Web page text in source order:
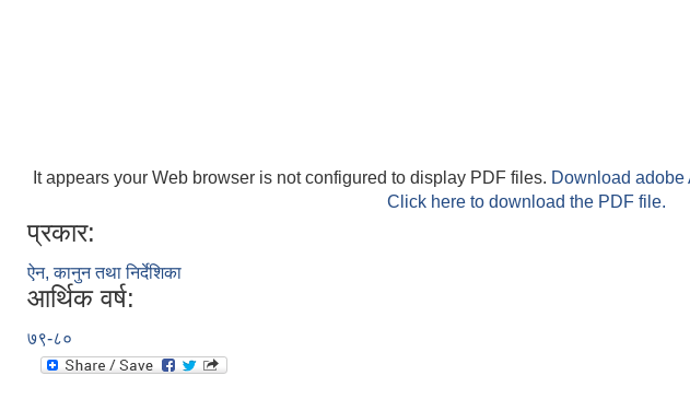
It appears your Web browser is not configured to display PDF files. Download adobe
Click here to download the PDF file.
प्रकार:
ऐन, कानुन तथा निर्देशिका
आर्थिक वर्ष:
७९-८०